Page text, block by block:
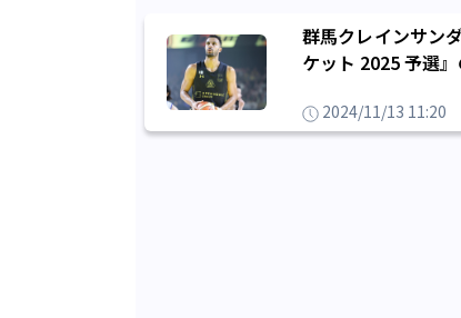
群馬クレインサン
ケット 2025 予選
2024/11/13 11:20